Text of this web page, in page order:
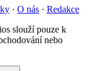
· O nás · Redakce
slouží pouze k
nebo